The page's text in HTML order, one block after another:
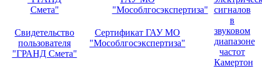
Свидетельство
пользователя
"ГРАНД Смета"
Сертификат ГАУ МО
"Мособлгосэкспертиза"